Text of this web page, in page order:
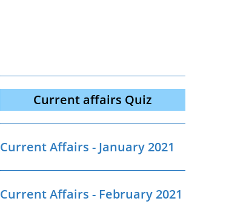
Current affairs Quiz
Current Affairs - January 2021
Current Affairs - February 2021